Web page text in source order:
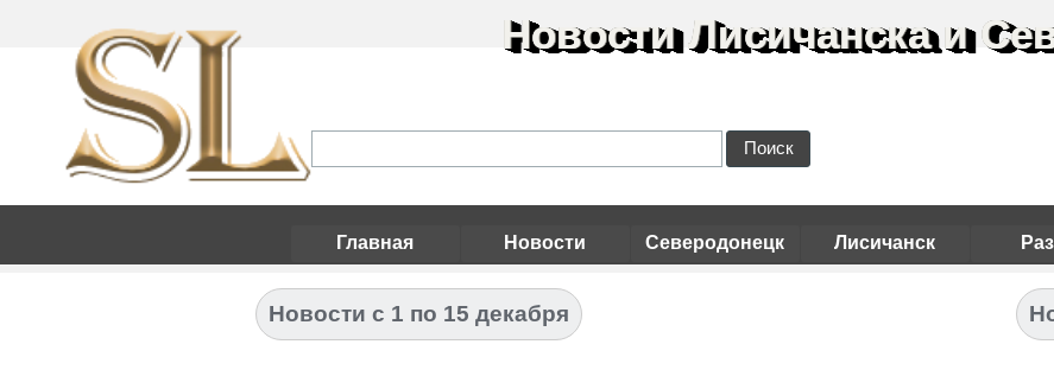
Главная Новости Северодонецк Лисичанск
Новости Лисичанска и
Поиск
Новости с 1 по 15 декабря